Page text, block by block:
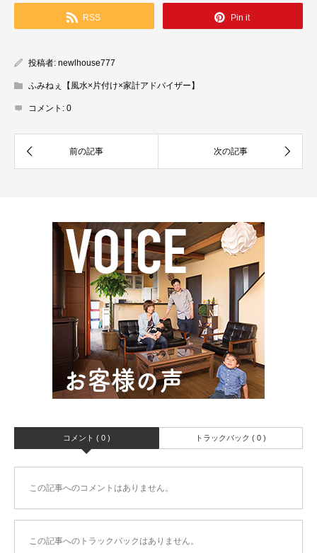
RSS Pin it
投稿者: newlhouse777
ふみねぇ【風水×片付け×家計アドバイザー】
コメント: 0
コメント ( 0 ) トラックバック ( 0 )
この記事へのコメントはありません。
この記事へのトラックバックはありません。